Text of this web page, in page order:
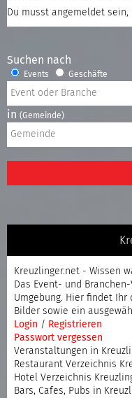
Du musst angemeldet sein,
Suchen nach
Events Geschäfte
in (Gemeinde)
Kreuzlinger.net - Wissen
Das Event- und
Umgebung. Hier findet
Bilder sowie ein
Login / Registrieren
Passwort vergessen
Veranstaltungen in
Restaurant Verzeichnis
Hotel Verzeichnis
Bars, Cafes, Pubs in